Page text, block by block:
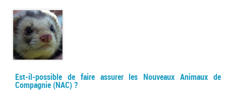
Est-il-possible de faire assurer les Nouveaux Animaux de
Compagnie (NAC) ?